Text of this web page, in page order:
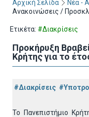
Αρχική Σελίδα
Νέα -
Ανακοινώσεις /
Ετικέτα: #Διακρίσεις
Προκήρυξη
Κρήτης για το
#Διακρίσεις
Το Πανεπιστήμιο